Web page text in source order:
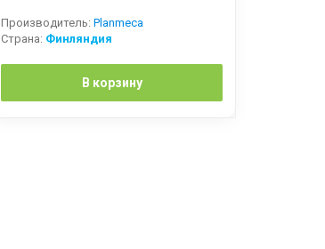
Производитель: Planmeca
Страна: Финляндия
В корзину